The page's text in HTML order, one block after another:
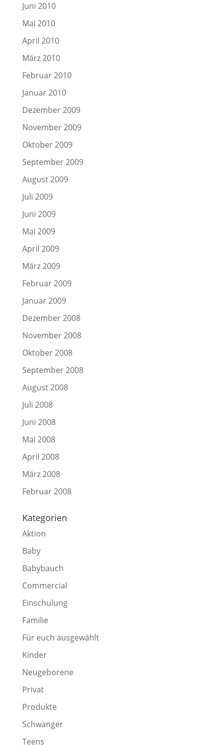
Juni 2010
Mai 2010
April 2010
März 2010
Februar 2010
Januar 2010
Dezember 2009
November 2009
Oktober 2009
September 2009
August 2009
Juli 2009
Juni 2009
Mai 2009
April 2009
März 2009
Februar 2009
Januar 2009
Dezember 2008
November 2008
Oktober 2008
September 2008
August 2008
Juli 2008
Juni 2008
Mai 2008
April 2008
März 2008
Februar 2008
Kategorien
Aktion
Baby
Babybauch
Commercial
Einschulung
Familie
Für euch ausgewählt
Kinder
Neugeborene
Privat
Produkte
Schwanger
Teens